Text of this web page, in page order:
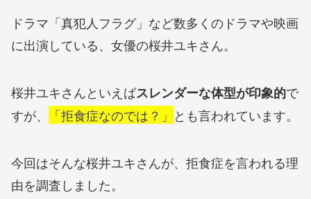
ドラマ「真犯人フラグ」など数多くのドラマや映画
に出演している、女優の桜井ユキさん。
桜井ユキさんといえばスレンダーな体型が印象的で
すが、
「拒食症なのでは？」 とも言われています。
今回はそんな桜井ユキさんが、拒食症を言われる理
由を調査しました。